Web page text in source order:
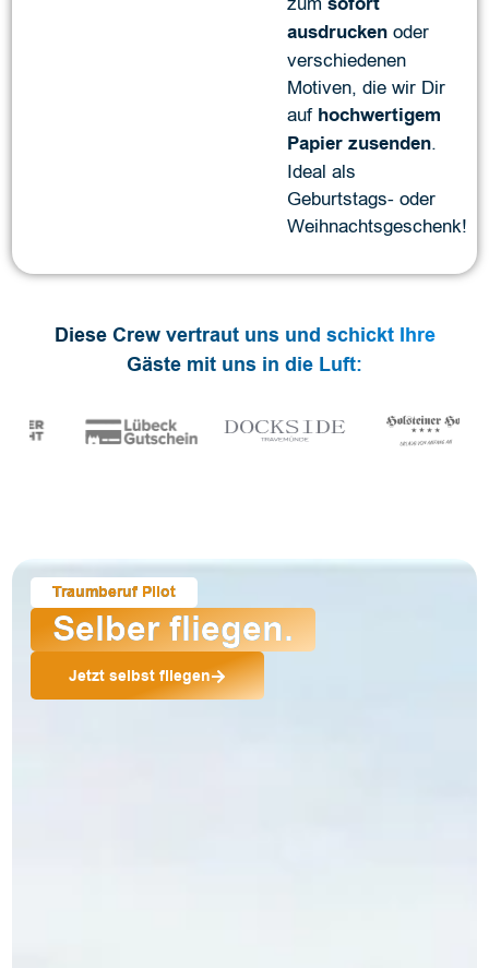
ausdrucken oder
verschiedenen
Motiven, die wir Dir
auf hochwertigem
Papier zusenden.
Ideal als
Geburtstags- oder
Weihnachtsgeschenk!
Diese Crew vertraut uns und schickt Ihre
Gäste mit uns in die Luft:
Traumberuf Pilot
Selber fliegen.
Jetzt selbst fliegen